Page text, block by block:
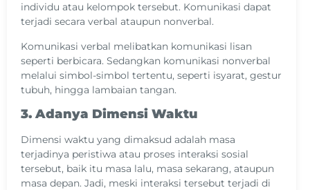
individu atau kelompok tersebut. Komunikasi dapat
terjadi secara verbal ataupun nonverbal.
Komunikasi verbal melibatkan komunikasi lisan
seperti berbicara. Sedangkan komunikasi nonverbal
melalui simbol-simbol tertentu, seperti isyarat, gestur
tubuh, hingga lambaian tangan.
3. Adanya Dimensi Waktu
Dimensi waktu yang dimaksud adalah masa
terjadinya peristiwa atau proses interaksi sosial
tersebut, baik itu masa lalu, masa sekarang, ataupun
masa depan. Jadi, meski interaksi tersebut terjadi di